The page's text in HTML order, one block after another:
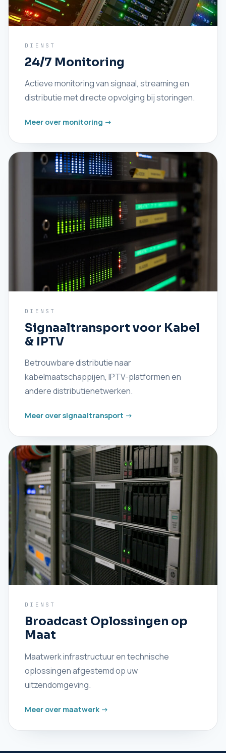
DIENST
24/7 Monitoring
Actieve monitoring van signaal, streaming en
distributie met directe opvolging bij storingen.
Meer over monitoring ->
DIENST
Signaaltransport voor Kabel
& IPTV
Betrouwbare distributie naar
kabelmaatschappijen, IPTV-platformen en
andere distributienetwerken.
Meer over signaaltransport ->
DIENST
Broadcast Oplossingen op
Maat
Maatwerk infrastructuur en technische
oplossingen afgestemd op uw
uitzendomgeving.
Meer over maatwerk ->